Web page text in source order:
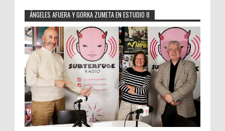
ÁNGELES AFUERA Y GORKA ZUMETA EN ESTUDIO 8